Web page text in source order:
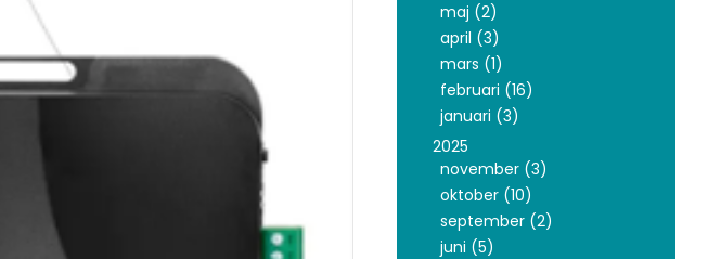
maj (2)
april (3)
mars (1)
februari (16)
januari (3)
2025
november (3)
oktober (10)
september (2)
juni (5)